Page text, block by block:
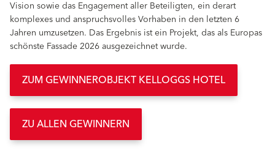
Vision sowie das Engagement aller Beteiligten, ein derart
komplexes und anspruchsvolles Vorhaben in den letzten 6
Jahren umzusetzen. Das Ergebnis ist ein Projekt, das als Europas
schönste Fassade 2026 ausgezeichnet wurde.
ZUM GEWINNEROBJEKT KELLOGGS HOTEL
ZU ALLEN GEWINNERN